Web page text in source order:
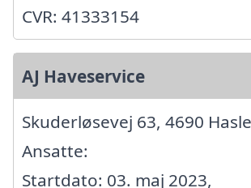
CVR: 41333154
AJ Haveservice
Skuderløsevej 63, 4690
Ansatte:
Startdato: 03. maj 2023,